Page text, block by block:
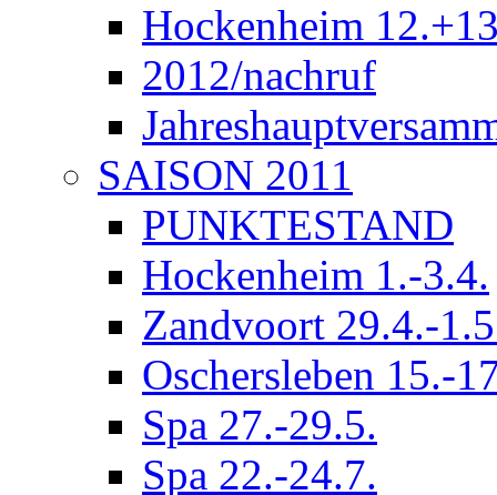
Hockenheim
2012/nachruf
SAISON 2011
PUNKTESTAND
Hockenheim 1.-3.4.
Zandvoort 29.4.-
Oschersleben 15.-
Spa 27.-29.5.
Spa 22.-24.7.